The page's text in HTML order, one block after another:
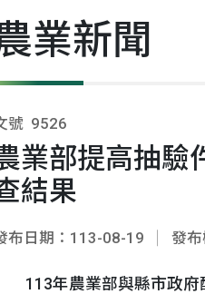
業新聞
號 9526
業部提高抽驗
結果
布日期：113-08-19 發
113年農業部與縣市政府